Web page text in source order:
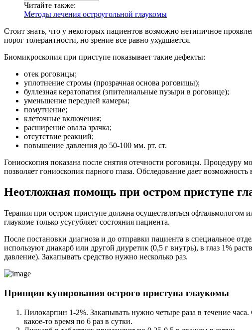
Читайте также:
Методы лечения остроугольной глаукомы
Стоит знать, что у некоторых пациентов возможно нетипичное
порог толерантности, но зрение все равно ухудшается.
Биомикроскопия при приступе показывает такие дефекты:
отек роговицы;
уплотнение стромы (прозрачная основа роговицы);
буллезная кератопатия (эпителиальные пузыри в роговице);
уменьшение передней камеры;
помутнение;
клеточные включения;
расширение овала зрачка;
отсутствие реакций;
повышение давления до 50-100 мм. рт. ст.
Гониоскопия показана после снятия отечности роговицы. Процедуру
позволяет гониоскопия парного глаза. Обследование дает
Неотложная помощь при остром приступе
Терапия при остром приступе должна осуществляться офтальмологом
глаукоме только усугубляет состояния пациента.
После постановки диагноза и до отправки пациента в специальное
используют диакарб или другой диуретик (0,5 г внутрь), в глаз 1%
давление). Закапывать средство нужно несколько раз.
Принцип купирования острого приступа глаукомы
Пилокарпин 1-2%. Закапывать нужно четыре раза в течение
какое-то время по 6 раз в сутки.